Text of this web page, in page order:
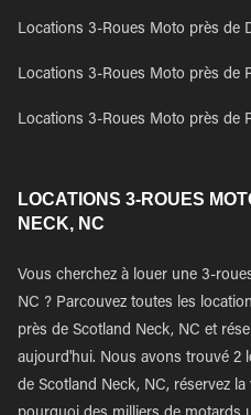
Locations 3-Roues Moto près de
Locations 3-Roues Moto près de
Locations 3-Roues Moto près de
LOCATIONS 3-ROUES
NECK, NC
Vous cherchez à louer une 3-
NC ? Parcouvez toutes les
près de Scotland Neck, NC et
aujourd'hui. Nous avons trouvé 2
de Scotland Neck, NC, réservez